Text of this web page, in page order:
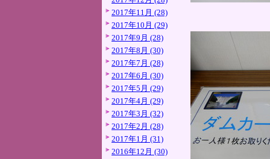
2017年11月 (28)
2017年10月 (29)
2017年9月 (28)
2017年8月 (30)
2017年7月 (28)
2017年6月 (30)
2017年5月 (29)
2017年4月 (29)
2017年3月 (32)
2017年2月 (28)
2017年1月 (31)
2016年12月 (30)